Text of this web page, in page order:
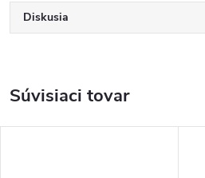
Diskusia
Súvisiaci tovar